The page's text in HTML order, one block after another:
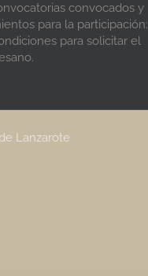
convocados y
para la participación;
para solicitar el
Lanzarote